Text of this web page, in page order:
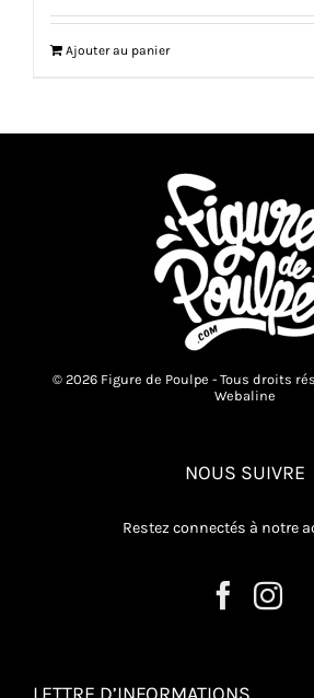
Ajouter au panier
© 2026 Figure de Poulpe - Tous droits
Webaline
NOUS SUIVRE
Restez connectés à notre
LETTRE D’INFORMATIONS